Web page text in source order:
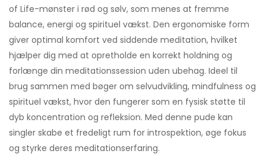
of Life-mønster i rød og sølv, som menes at fremme
balance, energi og spirituel vækst. Den ergonomiske form
giver optimal komfort ved siddende meditation, hvilket
hjælper dig med at opretholde en korrekt holdning og
forlænge din meditationssession uden ubehag. Ideel til
brug sammen med bøger om selvudvikling, mindfulness og
spirituel vækst, hvor den fungerer som en fysisk støtte til
dyb koncentration og refleksion. Med denne pude kan
singler skabe et fredeligt rum for introspektion, øge fokus
og styrke deres meditationserfaring.